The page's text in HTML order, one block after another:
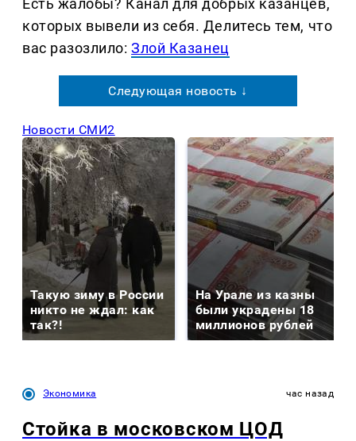
Есть жалобы? Канал для добрых казанцев,
которых вывели из себя. Делитеcь тем, что
вас разозлило:Злой Казанец
Следующая новость ↓
Новости СМИ2
Такую зиму в России
никто не ждал: как
так?!
На Урале из казны
были украдены 18
миллионов рублей
Экономика час назад
Стойка в московском ЦОД